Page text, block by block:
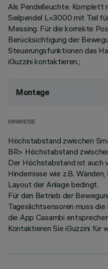
Als Pendelleuchte. Komplett
Seilpendel L=3000 mit Teil
Messing. Für die korrekte
Berücksichtigung der
Steuerungsfunktionen das
iGuzzini kontaktieren.;
Montage
HINWEISE
Höchstabstand zwischen
BR> Höchstabstand
Der Höchstabstand ist auch
Hindernisse wie z.B.
Layout der Anlage bedingt.
Für den Betrieb der
Tageslichtsensoren muss
die App Casambi
Kontaktieren Sie iGuzzini für